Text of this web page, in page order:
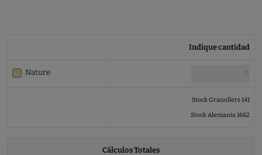
Indique cantidad
Nature
Stock Granollers 141
Stock Alemania 1662
Cálculos Totales